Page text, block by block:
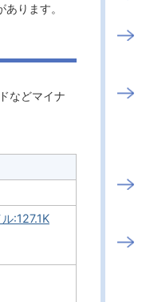
ります。
などマイナ
:127.1K